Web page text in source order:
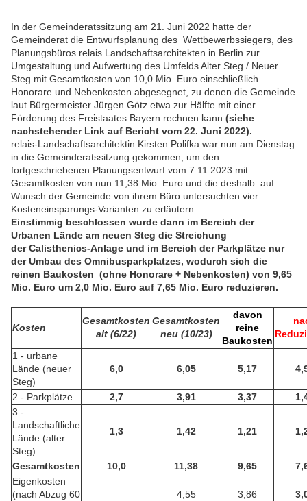
In der Gemeinderatssitzung am 21. Juni 2022 hatte der
Gemeinderat die Entwurfsplanung des Wettbewerbssiegers, des
Planungsbüros relais Landschaftsarchitekten in Berlin zur
Umgestaltung und Aufwertung des Umfelds Alter Steg / Neuer
Steg mit Gesamtkosten von 10,0 Mio. Euro einschließlich
Honorare und Nebenkosten abgesegnet, zu denen die Gemeinde
laut Bürgermeister Jürgen Götz etwa zur Hälfte mit einer
Förderung des Freistaates Bayern rechnen kann (siehe
nachstehender Link auf Bericht vom 22. Juni 2022).
relais-Landschaftsarchitektin Kirsten Polifka war nun am Dienstag
in die Gemeinderatssitzung gekommen, um den
fortgeschriebenen Planungsentwurf vom 7.11.2023 mit
Gesamtkosten von nun 11,38 Mio. Euro und die deshalb auf
Wunsch der Gemeinde von ihrem Büro untersuchten vier
Kosteneinsparungs-Varianten zu erläutern.
Einstimmig beschlossen wurde dann im Bereich der
Urbanen Lände am neuen Steg die Streichung
der Calisthenics-Anlage und im Bereich der Parkplätze nur
der Umbau des Omnibusparkplatzes, wodurch sich die
reinen Baukosten (ohne Honorare + Nebenkosten) von 9,65
Mio. Euro um 2,0 Mio. Euro auf 7,65 Mio. Euro reduzieren.
Kosten
Gesamtkosten
alt (6/22)
Gesamtkosten
neu (10/23)
davon
reine
Baukosten
1 - urbane
Lände (neuer
Steg)
6,0 6,05 5,17
2 - Parkplätze 2,7 3,91 3,37
3 -
Landschaftliche
Lände (alter
Steg)
1,3 1,42 1,21
Gesamtkosten 10,0 11,38 9,65
Eigenkosten
(nach Abzug 60
4,55 3,86